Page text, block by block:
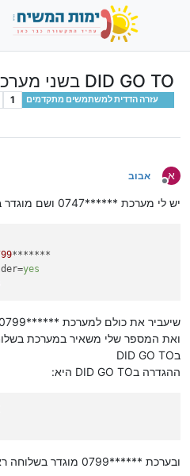
DID GO TO בשני מערכות
עזרה הדדית למשתמשים מתקדמים 1
א
מנותק
אבוב
יש לי מערכת ******0747 ושם מוגדר בתפריט ראשי
*******
=yes
שיעביר את כולם למערכת ******0799
בDID GO TO
ההגדרה בDID GO TO היא:
ובערכת ******0799 מוגדר בשלוחה ראשית: